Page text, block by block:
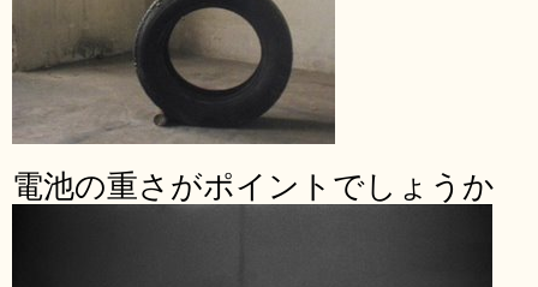
電池の重さがポイントでしょうか